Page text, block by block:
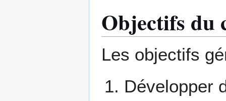
Objectifs du
Les objectifs
Développer